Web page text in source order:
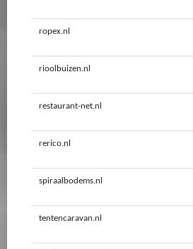
ropex.nl
rioolbuizen.nl
restaurant-net.nl
rerico.nl
spiraalbodems.nl
tentencaravan.nl